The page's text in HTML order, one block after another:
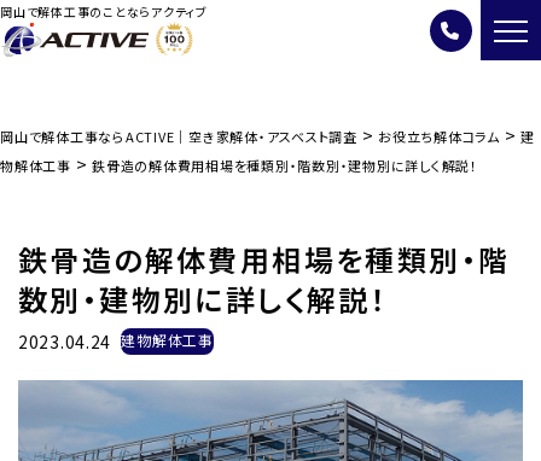
岡山で解体工事のことならアクティブ
岡山で解体工事ならACTIVE｜空き家解体・アスベスト調査 > お役立ち解体コラム > 建
物解体工事 > 鉄骨造の解体費用相場を種類別・階数別・建物別に詳しく解説！
鉄骨造の解体費用相場を種類別・階
数別・建物別に詳しく解説！
2023.04.24 建物解体工事